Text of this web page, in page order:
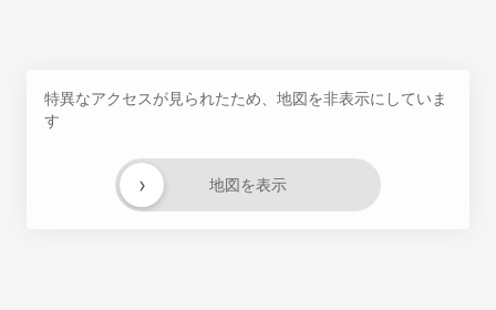
特異なアクセスが見られたため、地図を非表示にしていま
す
地図を表示
›